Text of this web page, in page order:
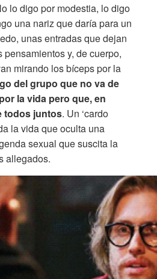
lo digo por modestia, lo digo
una nariz que daría para un
unas entradas que dejan
y, de cuerpo,
mirando los bíceps por la
del grupo que no va de
la vida pero que, en
todos juntos. Un ‘cardo
la vida que oculta una
sexual que suscita la
allegados.